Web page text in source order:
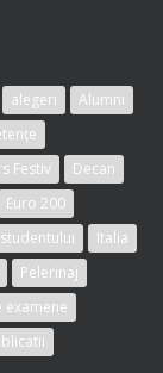
alegeri
Alumni
Festiv
Decan
Euro 200
Italia
Pelerinaj
examene